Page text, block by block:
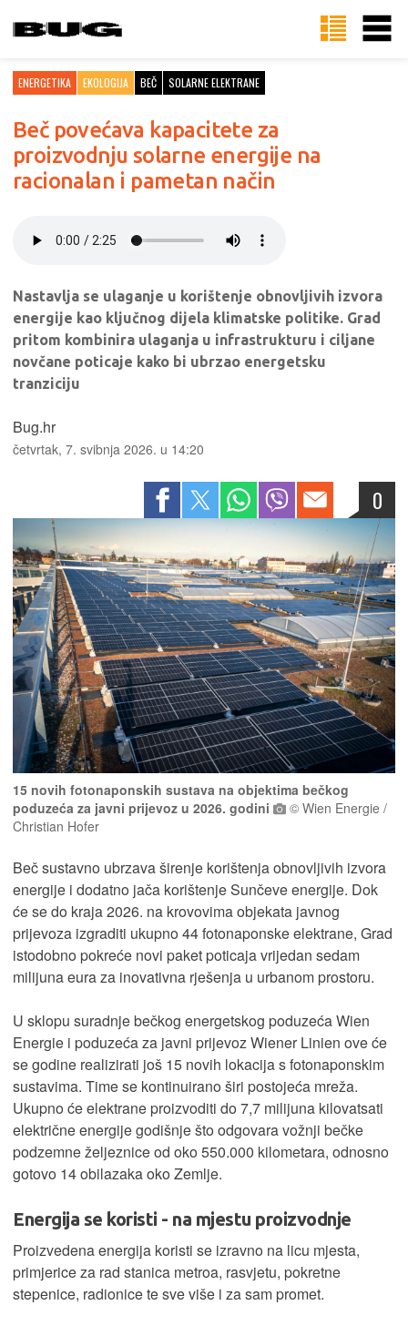
ENERGETIKA EKOLOGIJA BEČ SOLARNE ELEKTRANE
Beč povećava kapacitete za
proizvodnju solarne energije na
racionalan i pametan način
Nastavlja se ulaganje u korištenje obnovljivih izvora
energije kao ključnog dijela klimatske politike. Grad
pritom kombinira ulaganja u infrastrukturu i ciljane
novčane poticaje kako bi ubrzao energetsku
tranziciju
Bug.hr
četvrtak, 7. svibnja 2026. u 14:20
0
15 novih fotonaponskih sustava na objektima bečkog
poduzeća za javni prijevoz u 2026. godini
© Wien Energie /
Christian Hofer
Beč sustavno ubrzava širenje korištenja obnovljivih izvora
energije i dodatno jača korištenje Sunčeve energije. Dok
će se do kraja 2026. na krovovima objekata javnog
prijevoza izgraditi ukupno 44 fotonaponske elektrane, Grad
istodobno pokreće novi paket poticaja vrijedan sedam
milijuna eura za inovativna rješenja u urbanom prostoru.
U sklopu suradnje bečkog energetskog poduzeća Wien
Energie i poduzeća za javni prijevoz Wiener Linien ove će
se godine realizirati još 15 novih lokacija s fotonaponskim
sustavima. Time se kontinuirano širi postojeća mreža.
Ukupno će elektrane proizvoditi do 7,7 milijuna kilovatsati
električne energije godišnje što odgovara vožnji bečke
podzemne željeznice od oko 550.000 kilometara, odnosno
gotovo 14 obilazaka oko Zemlje.
Energija se koristi - na mjestu proizvodnje
Proizvedena energija koristi se izravno na licu mjesta,
primjerice za rad stanica metroa, rasvjetu, pokretne
stepenice, radionice te sve više i za sam promet.